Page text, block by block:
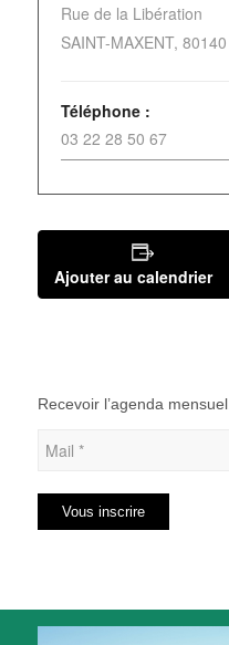
Rue de la Libération
SAINT-MAXENT, 80140
Téléphone :
03 22 28 50 67
Ajouter au calendrier
Recevoir l’agenda mensuel.